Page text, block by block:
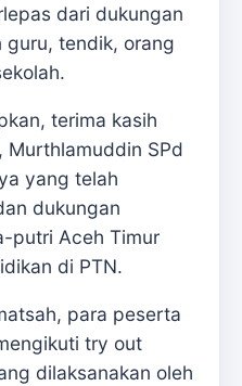
dari dukungan
guru, tendik, orang
terima kasih
Murthlamuddin SPd
yang telah
dukungan
putri Aceh Timur
di PTN.
para peserta
try out
dilaksanakan oleh